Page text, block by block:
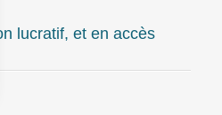
lucratif, et en accès